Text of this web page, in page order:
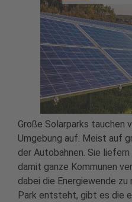
Große Solarparks tauchen
Umgebung auf. Meist auf
der Autobahnen. Sie
damit ganze Kommunen
dabei die Energiewende
Park entsteht, gibt es die